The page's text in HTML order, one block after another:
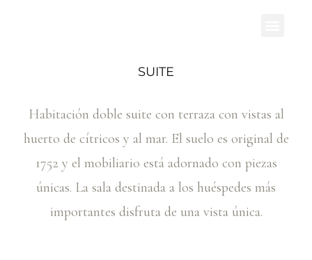
SUITE
Habitación doble suite con terraza con vistas al
huerto de cítricos y al mar. El suelo es original de
1752 y el mobiliario está adornado con piezas
únicas. La sala destinada a los huéspedes más
importantes disfruta de una vista única.